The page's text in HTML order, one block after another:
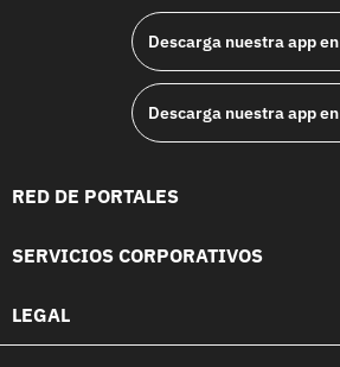
Descarga nuestra app en
Descarga nuestra app en
RED DE PORTALES
SERVICIOS CORPORATIVOS
LEGAL